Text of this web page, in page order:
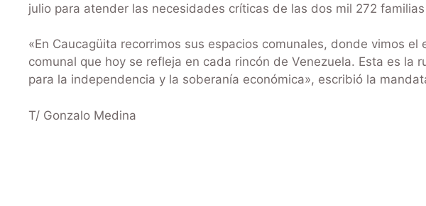
julio para atender las necesidades críticas de las dos mil 272
«En Caucagüita recorrimos sus espacios comunales, donde vimos
comunal que hoy se refleja en cada rincón de Venezuela. Esta es la
para la independencia y la soberanía económica», escribió la
T/ Gonzalo Medina